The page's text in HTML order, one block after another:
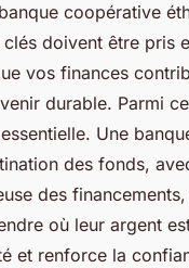
coopérative
doivent être pris
vos finances
durable. Parmi
Une
des fonds,
des
où leur argent
et renforce la